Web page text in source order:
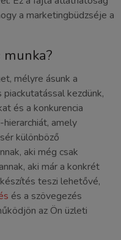
a marketingbüdzséje a
mélyre ásunk a
kezdünk,
és a konkurencia
amely
különböző
aki még csak
aki már a konkrét
teszi lehetővé,
és a szövegezés
az Ön üzleti